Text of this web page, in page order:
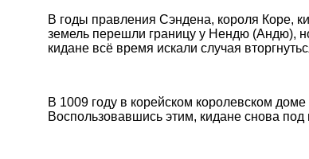
В годы правления Сэндена, короля Коре,
земель перешли границу у Нендю (Андю),
кидане всё время искали случая
В 1009 году в корейском королевском
Воспользовавшись этим, кидане снова